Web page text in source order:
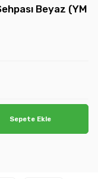
Beyaz (YM
Sepete Ekle